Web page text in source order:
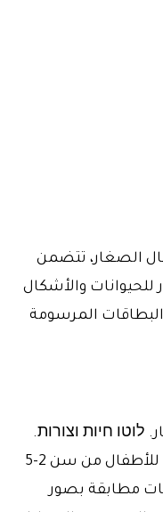
الصغار، تتضمن
والأشكال
المرسومة
לוטו חיות וצורות.
لعبة “لوتو حيوانات وأشكال” مثالية للأطفال من سن 2-5
مطابقة بصور